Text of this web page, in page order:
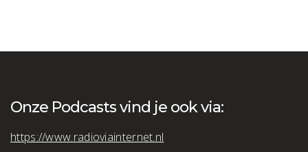
Onze Podcasts vind je ook via:
https://www.radioviainternet.nl